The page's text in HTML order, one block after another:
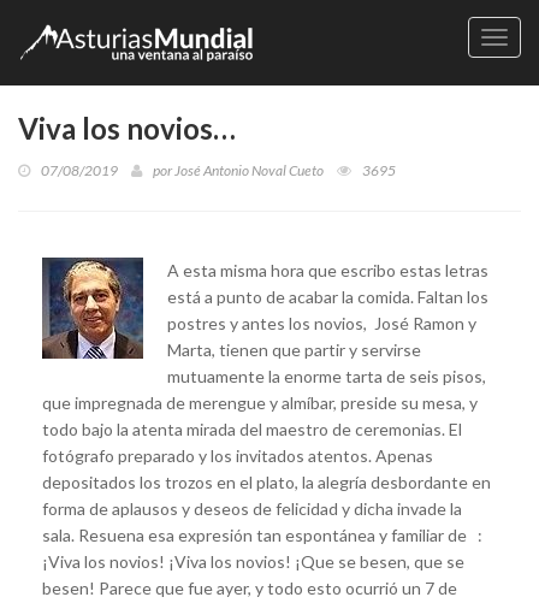
Viva los novios…
07/08/2019 porJosé Antonio Noval Cueto 3695
A esta misma hora que escribo estas letras
está a punto de acabar la comida. Faltan los
postres y antes los novios, José Ramon y
Marta, tienen que partir y servirse
mutuamente la enorme tarta de seis pisos,
que impregnada de merengue y almíbar, preside su mesa, y
todo bajo la atenta mirada del maestro de ceremonias. El
fotógrafo preparado y los invitados atentos. Apenas
depositados los trozos en el plato, la alegría desbordante en
forma de aplausos y deseos de felicidad y dicha invade la
sala. Resuena esa expresión tan espontánea y familiar de :
¡Viva los novios! ¡Viva los novios! ¡Que se besen, que se
besen! Parece que fue ayer, y todo esto ocurrió un 7 de